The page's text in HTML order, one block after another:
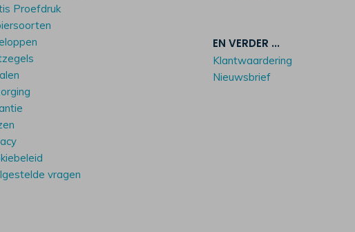
Proefdruk
vragen
EN VERDER ...
Klantwaardering
Nieuwsbrief